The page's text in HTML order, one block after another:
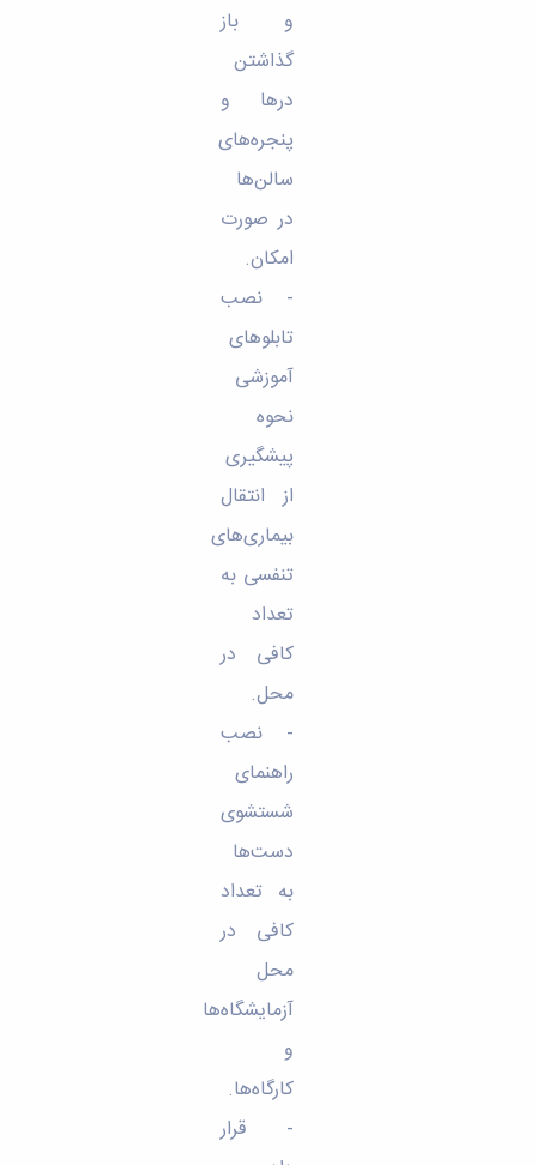
و باز
گذاشتن
درها و
پنجره‌های
سالن‌ها
در صورت
امکان.
- نصب
تابلوهای
آموزشی
نحوه
پیشگیری
از انتقال
بیماری‌های
تنفسی به
تعداد
کافی در
محل.
- نصب
راهنمای
شستشوی
دست‌ها
به تعداد
کافی در
محل
آزمایشگاه‌ها
و
کارگاه‌ها.
- قرار